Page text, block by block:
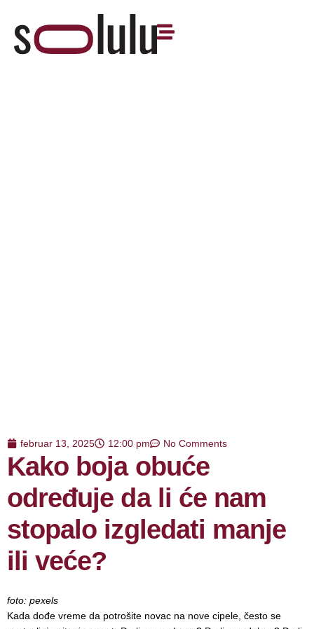
februar 13, 2025 12:00 pm No Comments
Kako boja obuće
određuje da li će nam
stopalo izgledati manje
ili veće?
foto: pexels
Kada dođe vreme da potrošite novac na nove cipele, često se